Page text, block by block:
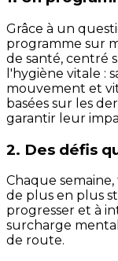
Grâce à un
programme sur
de santé, centré
l'hygiène vitale :
mouvement et
basées sur les
garantir leur
2. Des défis
Chaque
de plus en plus
progresser et à
surcharge
de route.